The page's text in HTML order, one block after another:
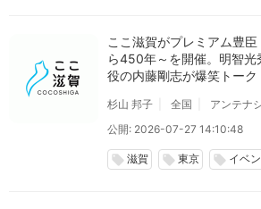
ここ滋賀がプレミアム豊
ら450年～を開催。明智光
役の内藤剛志が爆笑トーク
杉山 邦子 全国
アンテナ
公開: 2026-07-27 14:10:48
local_offer 滋賀 local_offer 東京 local_offer イベ